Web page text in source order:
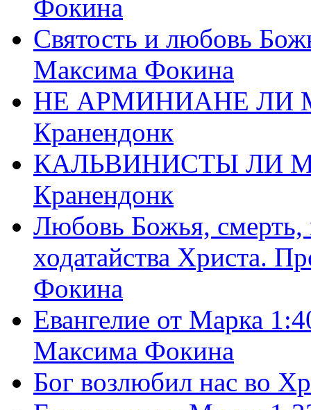
Фокина
Святость и любовь
Максима Фокина
НЕ АРМИНИАНЕ ЛИ
Кранендонк
КАЛЬВИНИСТЫ ЛИ
Кранендонк
Любовь Божья, смерть,
ходатайства Христа.
Фокина
Евангелие от Марка
Максима Фокина
Бог возлюбил нас во